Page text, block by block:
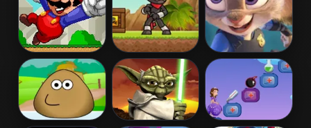
Run Mario Run Ninja Run 2 Zootopia
Missão Hopps